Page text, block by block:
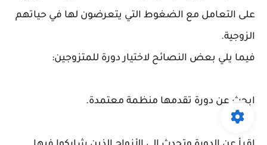
على التعامل مع الضغوط التي يتعرضون لها في حياتهم
الزوجية.
فيما يلي بعض النصائح لاختيار دورة للمتزوجين:
ابحث عن دورة تقدمها منظمة معتمدة.